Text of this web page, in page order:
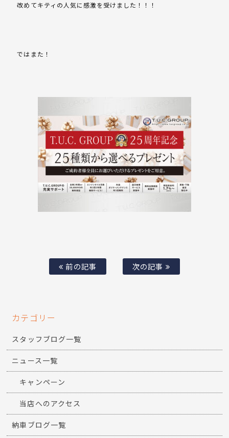
改めてキティの人気に感激を受けました！！！
ではまた！
前の記事 次の記事
カテゴリー
スタッフブログ一覧
ニュース一覧
キャンペーン
当店へのアクセス
納車ブログ一覧